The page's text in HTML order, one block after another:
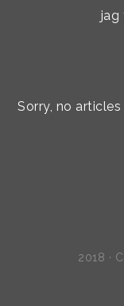
jag
Sorry, no articles
2018 ·